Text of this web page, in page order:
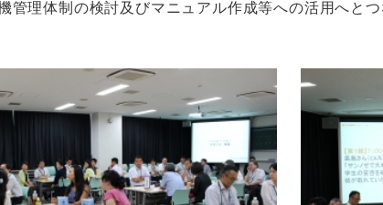
管理体制の検討及びマニュアル作成等への活用へとつ